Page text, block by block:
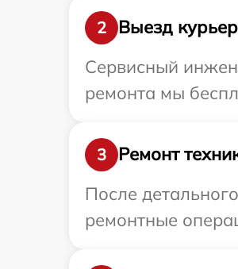
2
Выезд
Сервисный
ремонта мы
3
Ремонт
После
ремонтные